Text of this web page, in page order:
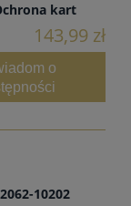
kart
143,99 zł
o
10202